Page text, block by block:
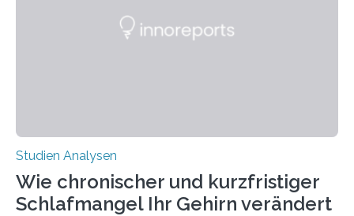
derzeitigen Verbreitungsgebiets bis zum Jahr 2100
Studien Analysen
Wie chronischer und kurzfristiger
Schlafmangel Ihr Gehirn verändert